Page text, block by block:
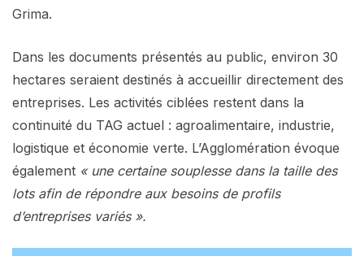
Grima.
Dans les documents présentés au public, environ 30
hectares seraient destinés à accueillir directement des
entreprises. Les activités ciblées restent dans la
continuité du TAG actuel : agroalimentaire, industrie,
logistique et économie verte. L’Agglomération évoque
également « une certaine souplesse dans la taille des
lots afin de répondre aux besoins de profils
d’entreprises variés ».